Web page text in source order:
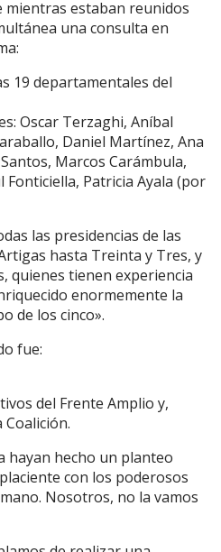
mientras estaban reunidos
una consulta en
19 departamentales del
Oscar Terzaghi, Aníbal
Daniel Martínez, Ana
Marcos Carámbula,
Fonticiella, Patricia Ayala (por
las presidencias de las
hasta Treinta y Tres, y
quienes tienen experiencia
enormemente la
de los cinco».
fue:
del Frente Amplio y,
Coalición.
hayan hecho un planteo
con los poderosos
Nosotros, no la vamos